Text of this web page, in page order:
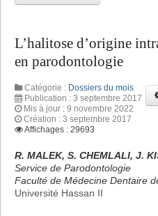
L’halitose d’origine
en parodontologie
Catégorie : Dossiers du mois
Publication : 3 septembre 2017
Mis à jour : 9 novembre 2022
Création : 3 septembre 2017
Affichages : 29693
R. MALEK, S. CHEMLALI, J.
Service de Parodontologie
Faculté de Médecine Dentaire
Université Hassan II